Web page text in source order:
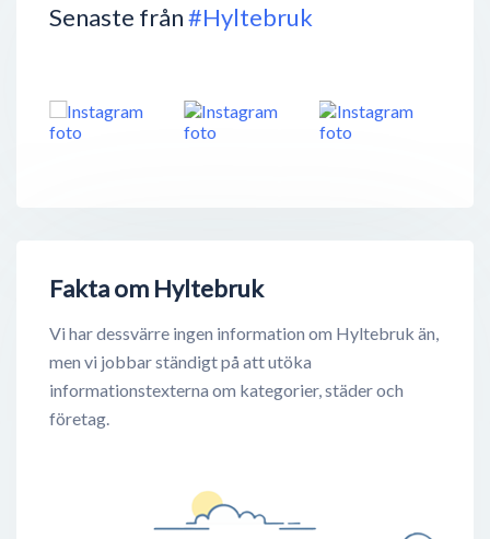
Senaste från#Hyltebruk
Fakta om Hyltebruk
Vi har dessvärre ingen information om Hyltebruk än,
men vi jobbar ständigt på att utöka
informationstexterna om kategorier, städer och
företag.